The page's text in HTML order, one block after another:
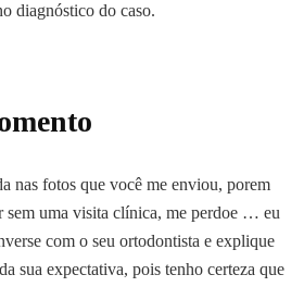
diagnóstico do caso.
nas fotos que você me enviou, porem
sem uma visita clínica, me perdoe … eu
com o seu ortodontista e explique
sua expectativa, pois tenho certeza que